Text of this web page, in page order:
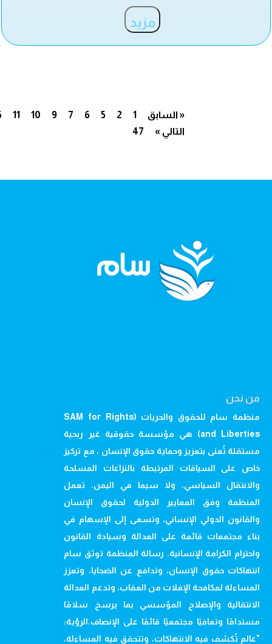
مزيد
« السابق 1
2
5
6
7
9
10
11
47
التالي »
من نحن
منظمة سام للحقوق والحريات (SAM for Rights
and Liberties) هي مؤسسة حقوقية غير ربحية
مستقلة تُعنى بتعزيز وحماية حقوق الإنسان ، مع تركيز
خاص على السياقات المرتبطة بالنزاعات المسلحة
والانتقال السياسي، ولا سيما في اليمن. تعمل
المنظمة وفق المعايير الدولية لحقوق الإنسان
والقانون الدولي الإنساني، وتسعى إلى الإسهام في
بناء مجتمعات قائمة على العدالة وسيادة القانون
واحترام الكرامة الإنسانية. رسالة المنظمة توثق سام
انتهاكات حقوق الإنسان، وتدافع عن الضحايا، وتعزز
المساءلة لمكافحة الإفلات من العقاب، وتدعم العدالة
الانتقالية والإصلاح المؤسسي بما يرسخ سلامًا
مستدامًا وتعافيًا مجتمعيًا قائمًا على الإنصاف.الرؤية:
"عالم تُكشف فيه الانتهاكات، وتتحقق فيه المساءلة،